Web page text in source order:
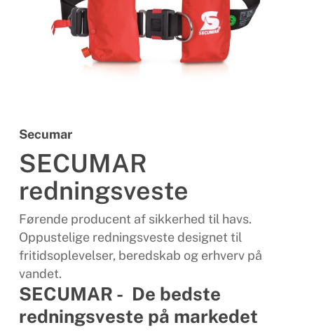
Secumar
SECUMAR
redningsveste
Førende producent af sikkerhed til havs.
Oppustelige redningsveste designet til
fritidsoplevelser, beredskab og erhverv på
vandet.
SECUMAR - De bedste
redningsveste på markedet